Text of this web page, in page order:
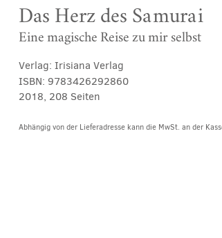
Das Herz des Samurai
Eine magische Reise zu mir selbst
Verlag: Irisiana Verlag
ISBN: 9783426292860
2018, 208 Seiten
Abhängig von der Lieferadresse kann die MwSt. an der